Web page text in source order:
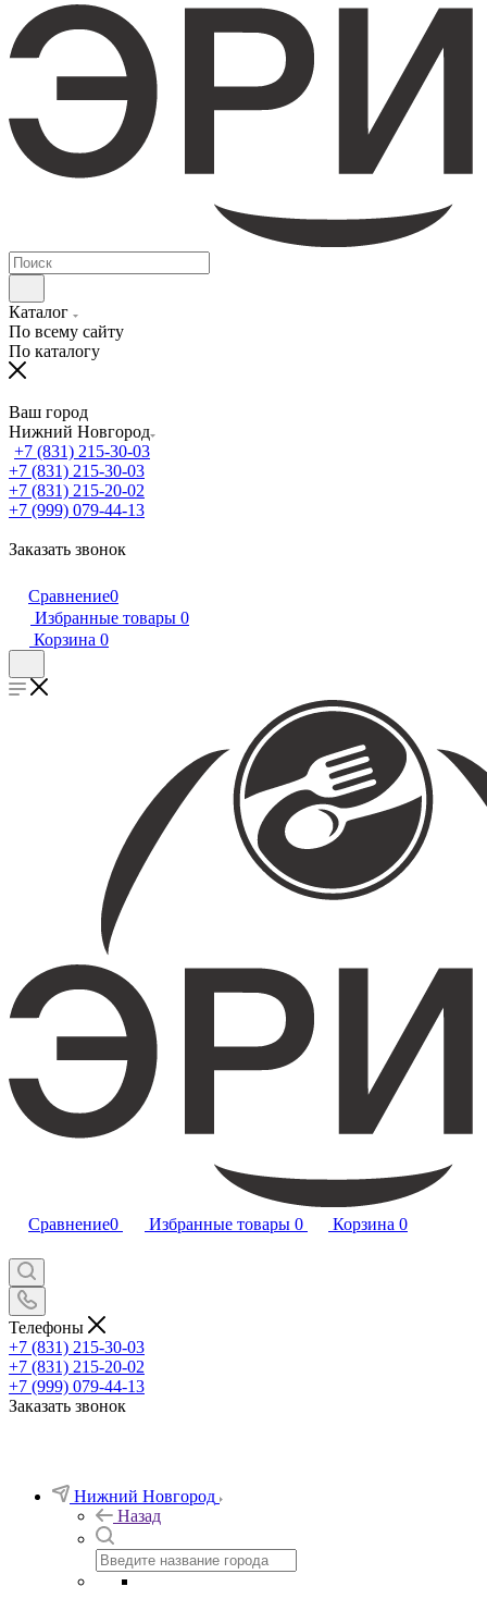
Каталог
По всему сайту
По каталогу
Ваш город
Нижний Новгород
+7 (831) 215-30-03
+7 (831) 215-30-03
+7 (831) 215-20-02
+7 (999) 079-44-13
Заказать звонок
Сравнение0
Избранные товары 0
Корзина 0
Сравнение0 Избранные товары 0 Корзина 0
Телефоны
+7 (831) 215-30-03
+7 (831) 215-20-02
+7 (999) 079-44-13
Заказать звонок
Нижний Новгород
Назад